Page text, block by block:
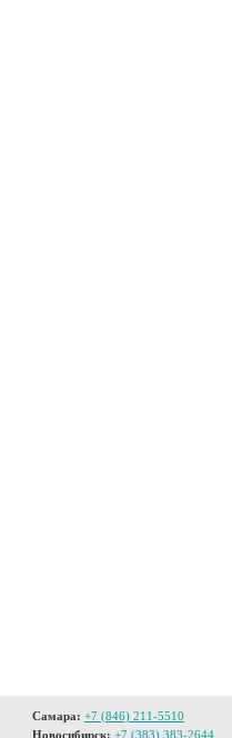
Самара: +7 (846) 211-5510
Новосибирск: +7 (383) 383-2644